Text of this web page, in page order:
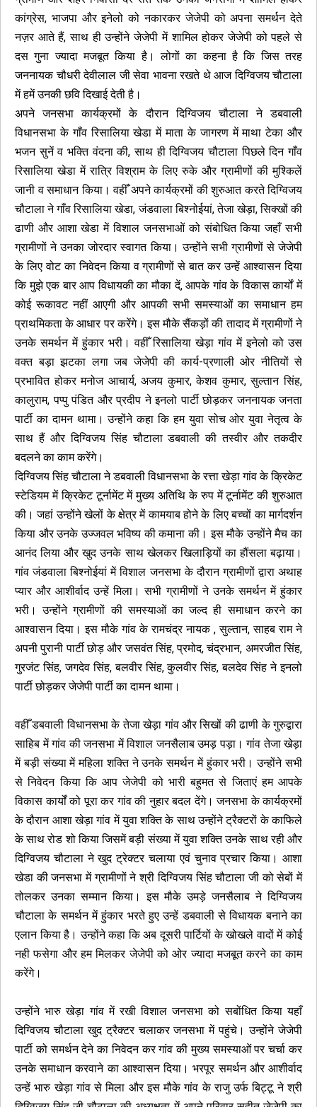
कांग्रेस, भाजपा और इनेलो को नकारकर जेजेपी को अपना समर्थन देते
नज़र आते हैं, साथ ही उन्होंने जेजेपी में शामिल होकर जेजेपी को पहले से
दस गुना ज्यादा मजबूत किया है। लोगों का कहना है कि जिस तरह
जननायक चौधरी देवीलाल जी सेवा भावना रखते थे आज दिग्विजय चौटाला
में हमें उनकी छवि दिखाई देती है।
अपने जनसभा कार्यक्रमों के दौरान दिग्विजय चौटाला ने डबवाली
विधानसभा के गाँव रिसालिया खेडा में माता के जागरण में माथा टेका और
भजन सुनें व भक्ति वंदना की, साथ ही दिग्विजय चौटाला पिछले दिन गाँव
रिसालिया खेडा में रात्रि विश्राम के लिए रुके और ग्रामीणों की मुश्किलें
जानी व समाधान किया। वहीँ अपने कार्यक्रमों की शुरुआत करते दिग्विजय
चौटाला ने गाँव रिसालिया खेडा, जंडवाला बिश्नोईयां, तेजा खेड़ा, सिक्खों की
ढाणी और आशा खेडा में विशाल जनसभाओं को संबोधित किया जहाँ सभी
ग्रामीणों ने उनका जोरदार स्वागत किया। उन्होंने सभी ग्रामीणों से जेजेपी
के लिए वोट का निवेदन किया व ग्रामीणों से बात कर उन्हें आश्वासन दिया
कि मुझे एक बार आप विधायकी का मौका दें, आपके गांव के विकास कार्यों में
कोई रूकावट नहीं आएगी और आपकी सभी समस्याओं का समाधान हम
प्राथमिकता के आधार पर करेंगे। इस मौके सैंकड़ों की तादाद में ग्रामीणों ने
उनके समर्थन में हुंकार भरी। वहीँ रिसालिया खेड़ा गांव में इनेलो को उस
वक्त बड़ा झटका लगा जब जेजेपी की कार्य-प्रणाली ओर नीतियों से
प्रभावित होकर मनोज आचार्य, अजय कुमार, केशव कुमार, सुल्तान सिंह,
कालुराम, पप्पु पंडित और प्रदीप ने इनलो पार्टी छोड़कर जननायक जनता
पार्टी का दामन थामा। उन्होंने कहा कि हम युवा सोच ओर युवा नेतृत्व के
साथ हैं और दिग्विजय सिंह चौटाला डबवाली की तस्वीर और तकदीर
बदलने का काम करेंगे।
दिग्विजय सिंह चौटाला ने डबवाली विधानसभा के रत्ता खेड़ा गांव के क्रिकेट
स्टेडियम में क्रिकेट टूर्नामेंट में मुख्य अतिथि के रुप में टूर्नामेंट की शुरुआत
की। जहां उन्होंने खेलों के क्षेत्र में कामयाब होने के लिए बच्चों का मार्गदर्शन
किया और उनके उज्जवल भविष्य की कमाना की। इस मौके उन्होंने मैच का
आनंद लिया और खुद उनके साथ खेलकर खिलाड़ियों का हौंसला बढ़ाया।
गांव जंडवाला बिश्नोईयां में विशाल जनसभा के दौरान ग्रामीणों द्वारा अथाह
प्यार और आशीर्वाद उन्हें मिला। सभी ग्रामीणों ने उनके समर्थन में हुंकार
भरी। उन्होंने ग्रामीणों की समस्याओं का जल्द ही समाधान करने का
आश्वासन दिया। इस मौके गांव के रामचंद्र नायक , सुल्तान, साहब राम ने
अपनी पुरानी पार्टी छोड़ और जसवंत सिंह, प्रमोद, चंद्रभान, अमरजीत सिंह,
गुरजंट सिंह, जगदेव सिंह, बलवीर सिंह, कुलवीर सिंह, बलदेव सिंह ने इनलो
पार्टी छोड़कर जेजेपी पार्टी का दामन थामा।
वहीँ डबवाली विधानसभा के तेजा खेड़ा गांव और सिखों की ढाणी के गुरुद्वारा
साहिब में गांव की जनसभा में विशाल जनसैलाब उमड़ पड़ा। गांव तेजा खेड़ा
में बड़ी संख्या में महिला शक्ति ने उनके समर्थन में हुंकार भरी। उन्होंने सभी
से निवेदन किया कि आप जेजेपी को भारी बहुमत से जिताएं हम आपके
विकास कार्यों को पूरा कर गांव की नुहार बदल देंगे। जनसभा के कार्यक्रमों
के दौरान आशा खेड़ा गांव में युवा शक्ति के साथ उन्होंने ट्रैक्टरों के काफिले
के साथ रोड शो किया जिसमें बड़ी संख्या में युवा शक्ति उनके साथ रही और
दिग्विजय चौटाला ने खुद ट्रेक्टर चलाया एवं चुनाव प्रचार किया। आशा
खेडा की जनसभा में ग्रामीणों ने श्री दिग्विजय सिंह चौटाला जी को सेबों में
तोलकर उनका सम्मान किया। इस मौके उमड़े जनसैलाब ने दिग्विजय
चौटाला के समर्थन में हुंकार भरते हुए उन्हें डबवाली से विधायक बनाने का
एलान किया है। उन्होंने कहा कि अब दूसरी पार्टियों के खोखले वादों में कोई
नही फसेगा और हम मिलकर जेजेपी को ओर ज्यादा मजबूत करने का काम
करेंगे।
उन्होंने भारु खेड़ा गांव में रखी विशाल जनसभा को सबोंधित किया यहाँ
दिग्विजय चौटाला खुद ट्रैक्टर चलाकर जनसभा में पहुंचे। उन्होंने जेजेपी
पार्टी को समर्थन देने का निवेदन कर गांव की मुख्य समस्याओं पर चर्चा कर
उनके समाधान करवाने का आश्वासन दिया। भरपूर समर्थन और आशीर्वाद
उन्हें भारु खेड़ा गांव से मिला और इस मौके गांव के राजु उर्फ बिट्टू ने श्री